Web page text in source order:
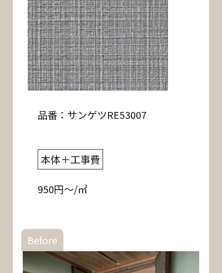
品番：サンゲツRE53007
本体＋工事費
950円～/㎡
Before